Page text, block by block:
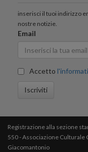
inserisci il tuoi indirizzo
nostre notizie.
Email
Accetto
Iscriviti
Registrazione alla sezione
550 - Associazione Culturale
Giacomantonio